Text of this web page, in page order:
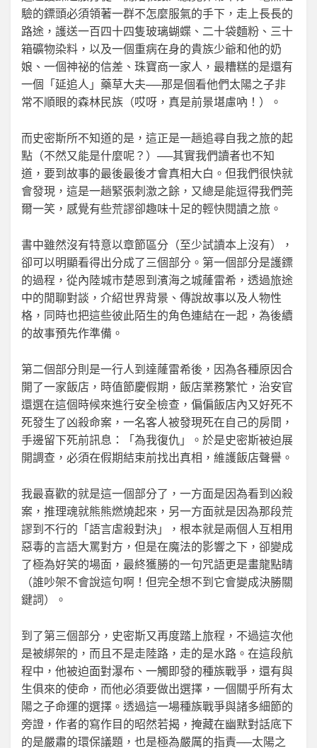
驗的鏢頭必須領著一群不怎麼服氣的手下，走上長長的
路途，護送一百四十四隻玻璃蝴蝶、二十袋麵粉、三十
箱礦物染料，以及一個重病在身的貴族少爺和他的奶
娘、一個神祕的信差、珠寶商一家人，最糟糕的是還有
一個「延追人」藥草大夫──那是個看他們太陽之子非
常不順眼的森林民族（哎呀，真是前景堪慮吶！）。
而史密斯所不知道的是，這正是一趟追尋自我之旅的起
點（不然又能是什麼呢？）──其實我們讀者也不知
道，要到故事的最後最後才會真相大白。但我們很快就
會發現，這是一趟緊張刺激之餘，又總是能逗得我們莞
爾一笑，感覺有些荒謬卻趣味十足的輕快閱讀之旅。
書中雖然沒有特意以章節區分（至少試讀本上沒有），
卻可以明顯看得出分成了三個部分。第一個部分是護鏢
的過程，從內陸城市楚恩到濱海之城蕯雷希，透過旅途
中的閒聊對談，介紹世界背景、傳說故事以及人物性
格，同時也把這些彼此陌生的角色連結在一起，為後續
的故事預先作準備。
第二個部分則是一行人到達蕯雷希後，因為各種原因合
開了一家飯店，時值節慶假期，飯店業務繁忙，治安官
還選在這個時候來進行安全檢查，偏偏飯店內又好死不
死發生了凶殺命案，一名客人被發現死在自己的房間，
手邊留下死前訊息：「為我復仇」。於是史密斯被迫展
開調查，必須在假期結束前找出真相，維護飯店聲譽。
我最喜歡的就是這一個部分了，一方面是因為看到凶殺
案，推理魂就熊熊燃燒起來，另一方面就是因為那段荒
謬到不行的「語言虐殺對決」，根本就是兩個人互相用
惡毒的言語大罵對方，但是在魔法的影響之下，卻變成
了極為好笑的場面，最終獲勝的一句咒語更是畫龍點睛
（誰吵架不會說這句啊！但完全想不到它會變成決勝關
鍵詞）。
到了第三個部分，史密斯又再度踏上旅程，不過這次他
是被綁架的，而且不是走陸路，走的是水路。在這段航
程中，他被迫面對瀑布、一觸即發的種族戰爭，還有與
生俱來的使命，而他必須要做出選擇，一個關乎所有太
陽之子命運的選擇。透過這一場種族戰爭與諸多細節的
旁證，作者的寫作目的昭然若揭，掩藏在幽默對話底下
的是嚴肅的環保議題，也是極為嚴厲的指責──太陽之